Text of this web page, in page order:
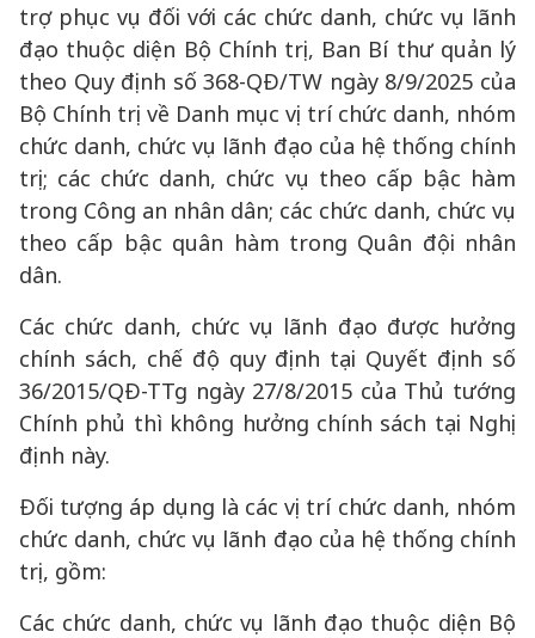
trợ phục vụ đối với các chức danh, chức vụ lãnh
đạo thuộc diện Bộ Chính trị, Ban Bí thư quản lý
theo Quy định số 368-QĐ/TW ngày 8/9/2025 của
Bộ Chính trị về Danh mục vị trí chức danh, nhóm
chức danh, chức vụ lãnh đạo của hệ thống chính
trị; các chức danh, chức vụ theo cấp bậc hàm
trong Công an nhân dân; các chức danh, chức vụ
theo cấp bậc quân hàm trong Quân đội nhân
dân.
Các chức danh, chức vụ lãnh đạo được hưởng
chính sách, chế độ quy định tại Quyết định số
36/2015/QĐ-TTg ngày 27/8/2015 của Thủ tướng
Chính phủ thì không hưởng chính sách tại Nghị
định này.
Đối tượng áp dụng là các vị trí chức danh, nhóm
chức danh, chức vụ lãnh đạo của hệ thống chính
trị, gồm:
Các chức danh, chức vụ lãnh đạo thuộc diện Bộ